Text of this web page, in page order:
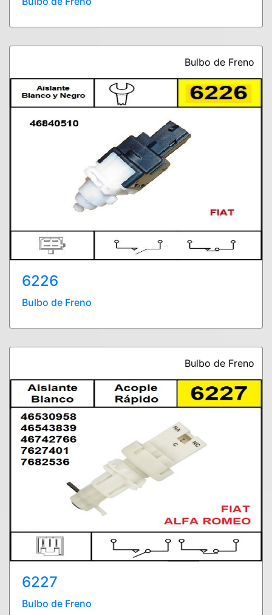
Bulbo de Freno
6226
Bulbo de Freno
Bulbo de Freno
6227
Bulbo de Freno